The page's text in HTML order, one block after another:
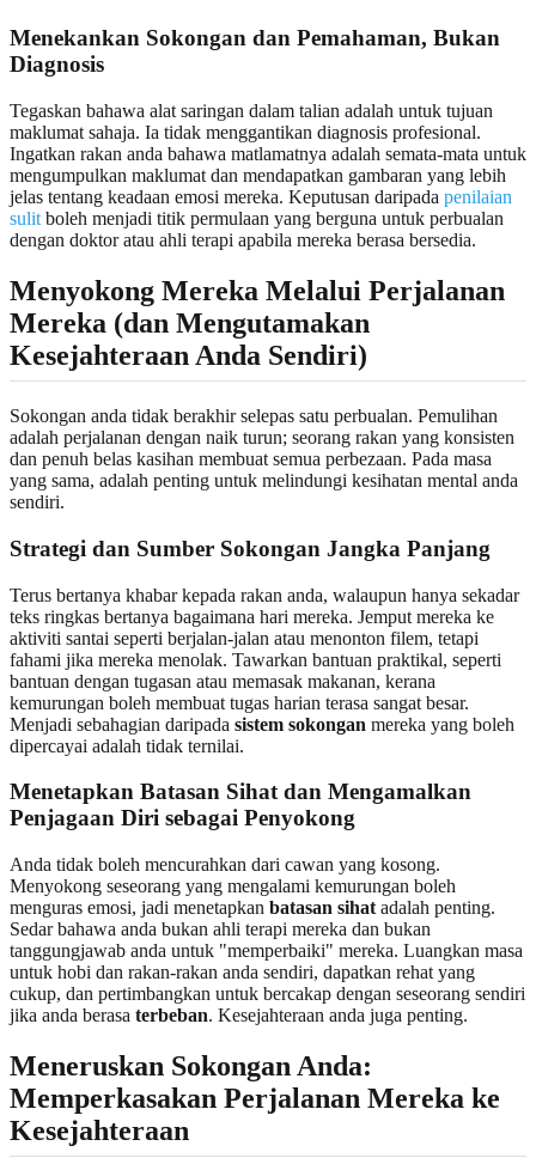
Menekankan Sokongan dan Pemahaman, Bukan
Diagnosis
Tegaskan bahawa alat saringan dalam talian adalah untuk tujuan
maklumat sahaja. Ia tidak menggantikan diagnosis profesional.
Ingatkan rakan anda bahawa matlamatnya adalah semata-mata untuk
mengumpulkan maklumat dan mendapatkan gambaran yang lebih
jelas tentang keadaan emosi mereka. Keputusan daripada penilaian
sulit boleh menjadi titik permulaan yang berguna untuk perbualan
dengan doktor atau ahli terapi apabila mereka berasa bersedia.
Menyokong Mereka Melalui Perjalanan
Mereka (dan Mengutamakan
Kesejahteraan Anda Sendiri)
Sokongan anda tidak berakhir selepas satu perbualan. Pemulihan
adalah perjalanan dengan naik turun; seorang rakan yang konsisten
dan penuh belas kasihan membuat semua perbezaan. Pada masa
yang sama, adalah penting untuk melindungi kesihatan mental anda
sendiri.
Strategi dan Sumber Sokongan Jangka Panjang
Terus bertanya khabar kepada rakan anda, walaupun hanya sekadar
teks ringkas bertanya bagaimana hari mereka. Jemput mereka ke
aktiviti santai seperti berjalan-jalan atau menonton filem, tetapi
fahami jika mereka menolak. Tawarkan bantuan praktikal, seperti
bantuan dengan tugasan atau memasak makanan, kerana
kemurungan boleh membuat tugas harian terasa sangat besar.
Menjadi sebahagian daripada sistem sokongan mereka yang boleh
dipercayai adalah tidak ternilai.
Menetapkan Batasan Sihat dan Mengamalkan
Penjagaan Diri sebagai Penyokong
Anda tidak boleh mencurahkan dari cawan yang kosong.
Menyokong seseorang yang mengalami kemurungan boleh
menguras emosi, jadi menetapkan batasan sihat adalah penting.
Sedar bahawa anda bukan ahli terapi mereka dan bukan
tanggungjawab anda untuk "memperbaiki" mereka. Luangkan masa
untuk hobi dan rakan-rakan anda sendiri, dapatkan rehat yang
cukup, dan pertimbangkan untuk bercakap dengan seseorang sendiri
jika anda berasa terbeban. Kesejahteraan anda juga penting.
Meneruskan Sokongan Anda:
Memperkasakan Perjalanan Mereka ke
Kesejahteraan